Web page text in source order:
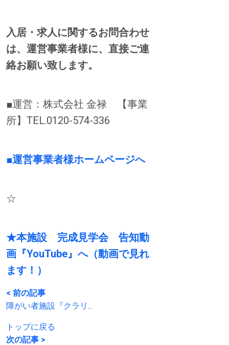
入居・求人に関するお問合わせ
は、運営事業者様に、直接ご連
絡お願い致します。
■運営：株式会社 金禄 【事業
所】TEL.0120-574-336
■運営事業者様ホームページへ
☆
★本施設 完成見学会 告知動
画『YouTube』へ（動画で見れ
ます！）
< 前の記事
障がい者施設『クラリ...
トップに戻る
次の記事 >